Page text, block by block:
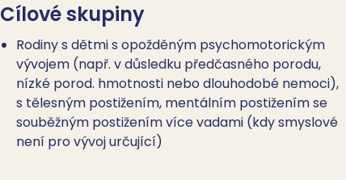
Cílové skupiny
Rodiny s dětmi s opožděným psychomotorickým
vývojem (např. v důsledku předčasného porodu,
nízké porod. hmotnosti nebo dlouhodobé nemoci),
s tělesným postižením, mentálním postižením se
souběžným postižením více vadami (kdy smyslové
není pro vývoj určující)